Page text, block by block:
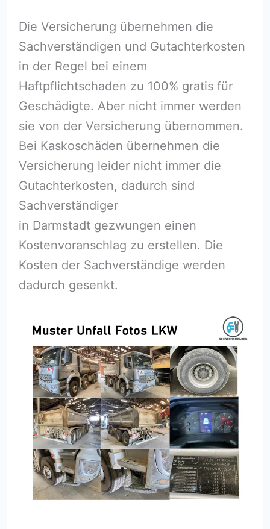
Die Versicherung übernehmen die
Sachverständigen und Gutachterkosten
in der Regel bei einem
Haftpflichtschaden zu 100% gratis für
Geschädigte. Aber nicht immer werden
sie von der Versicherung übernommen.
Bei Kaskoschäden übernehmen die
Versicherung leider nicht immer die
Gutachterkosten, dadurch sind
Sachverständiger
in Darmstadt gezwungen einen
Kostenvoranschlag zu erstellen. Die
Kosten der Sachverständige werden
dadurch gesenkt.